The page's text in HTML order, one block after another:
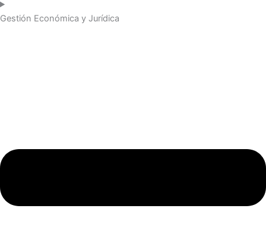
Gestión Económica y Jurídica